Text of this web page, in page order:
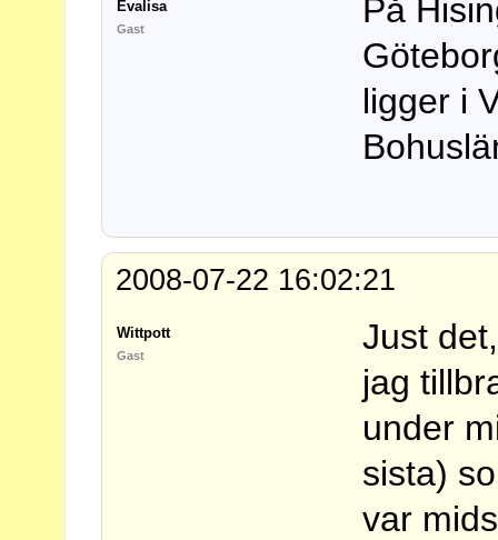
Evalisa
Gast
På
ligger i
2008-07-22 16:02:21
Wittpott
Gast
Just
jag
under
sista)
var